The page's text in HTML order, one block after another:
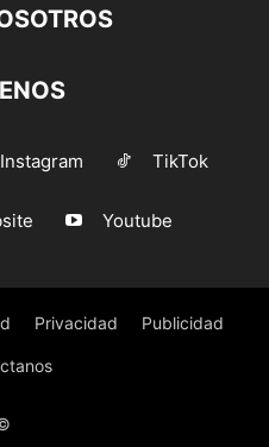
Instagram TikTok
Youtube
Privacidad Publicidad